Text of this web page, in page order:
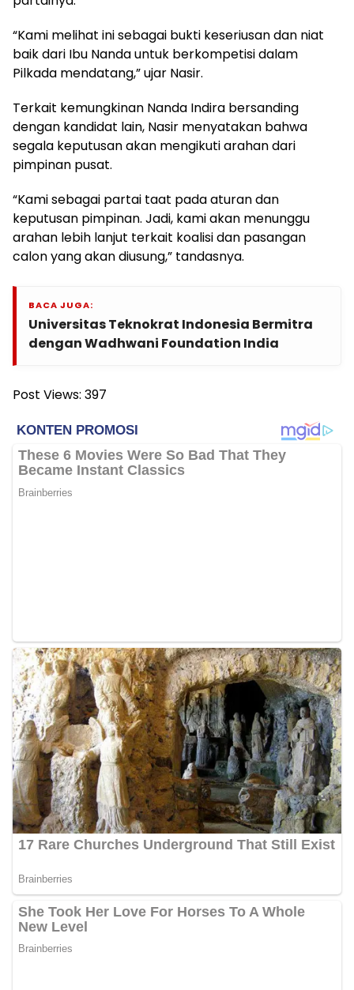
“Kami melihat ini sebagai bukti keseriusan dan niat
baik dari Ibu Nanda untuk berkompetisi dalam
Pilkada mendatang,” ujar Nasir.
Terkait kemungkinan Nanda Indira bersanding
dengan kandidat lain, Nasir menyatakan bahwa
segala keputusan akan mengikuti arahan dari
pimpinan pusat.
“Kami sebagai partai taat pada aturan dan
keputusan pimpinan. Jadi, kami akan menunggu
arahan lebih lanjut terkait koalisi dan pasangan
calon yang akan diusung,” tandasnya.
BACA JUGA:
Universitas Teknokrat Indonesia Bermitra
dengan Wadhwani Foundation India
Post Views: 397